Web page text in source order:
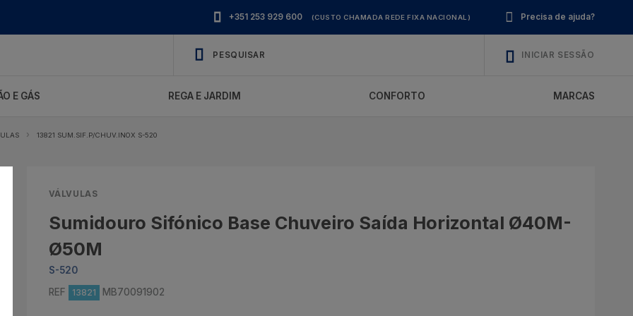
Precisa de ajuda?
+351 253 929 600 (CUSTO CHAMADA REDE FIXA NACIONAL)
INICIAR SESSÃO
E GÁS REGA E JARDIM CONFORTO MARCAS
13821 SUM.SIF.P/CHUV.INOX S-520
VÁLVULAS
Sumidouro Sifónico Base Chuveiro Saída Horizontal Ø40M-
Ø50M
S-520
REF
13821 MB70091902